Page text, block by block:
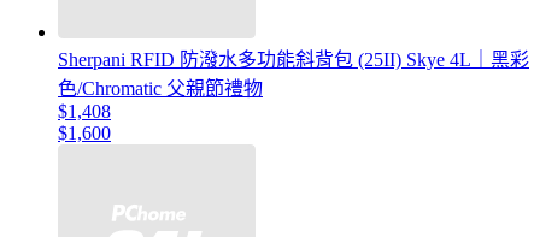
Sherpani RFID 防潑水多功能斜背包 (25II) Skye 4L｜黑彩
色/Chromatic 父親節禮物
$1,408
$1,600